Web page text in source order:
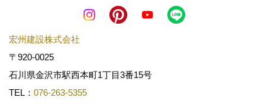
宏州建設株式会社
〒920-0025
石川県金沢市駅西本町1丁目3番15号
TEL： 076-263-5355